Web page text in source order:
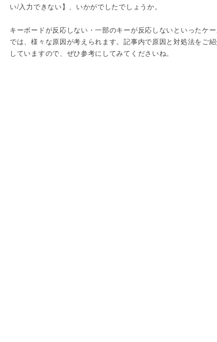
い/入力できない】、いかがでしたでしょうか。
キーボードが反応しない・一部のキーが反応しないといったケ
では、様々な原因が考えられます。記事内で原因と対処法をご
していますので、ぜひ参考にしてみてくださいね。